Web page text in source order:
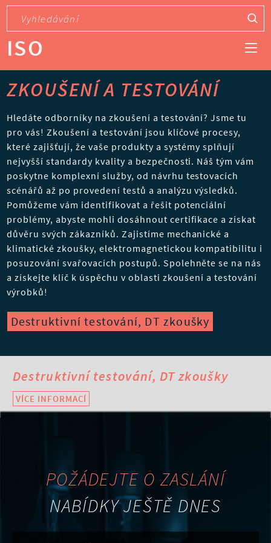
ISO
ZKOUŠENÍ A TESTOVÁNÍ
Hledáte odborníky na zkoušení a testování? Jsme tu
pro vás! Zkoušení a testování jsou klíčové procesy,
které zajišťují, že vaše produkty a systémy splňují
nejvyšší standardy kvality a bezpečnosti. Náš tým vám
poskytne komplexní služby, od návrhu testovacích
scénářů až po provedení testů a analýzu výsledků.
Pomůžeme vám identifikovat a řešit potenciální
problémy, abyste mohli dosáhnout certifikace a získat
důvěru svých zákazníků. Zajistíme mechanické a
klimatické zkoušky, elektromagnetickou kompatibilitu i
posuzování svařovacích postupů. Spolehněte se na nás
a získejte klíč k úspěchu v oblasti zkoušení a testování
výrobků!
Destruktivní testování, DT zkoušky
Destruktivní testování, DT zkoušky
VÍCE INFORMACÍ
POŽÁDEJTE O ZASLÁNÍ
NABÍDKY JEŠTĚ DNES